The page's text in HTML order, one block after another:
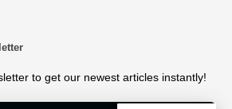
to get our newest articles instantly!